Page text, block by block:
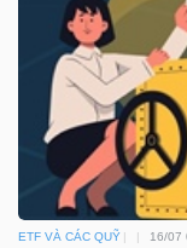
ETF VÀ CÁC QUỸ 16/07